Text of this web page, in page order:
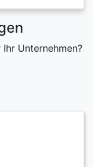
Unternehmen?